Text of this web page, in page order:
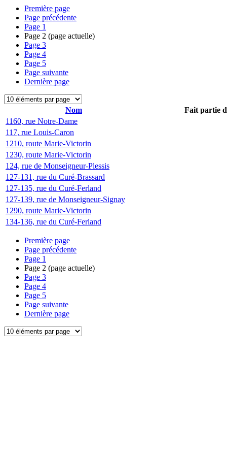
Première page
Page précédente
Page 1
Page 2 (page actuelle)
Page 3
Page 4
Page 5
Page suivante
Dernière page
Nom
Fait partie
1160, rue Notre-Dame
117, rue Louis-Caron
1210, route Marie-Victorin
1230, route Marie-Victorin
124, rue de Monseigneur-Plessis
127-131, rue du Curé-Brassard
127-135, rue du Curé-Ferland
127-139, rue de Monseigneur-Signay
1290, route Marie-Victorin
134-136, rue du Curé-Ferland
Première page
Page précédente
Page 1
Page 2 (page actuelle)
Page 3
Page 4
Page 5
Page suivante
Dernière page